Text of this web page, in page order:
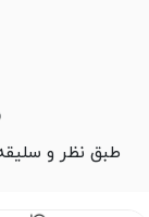
طبق نظر و